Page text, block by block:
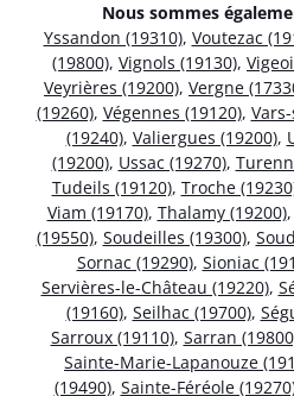
Nous sommes
Yssandon (19310), Voutezac
(19800), Vignols (19130),
Veyrières (19200), Vergne
(19260), Végennes (19120),
(19240), Valiergues (19200),
(19200), Ussac (19270),
Tudeils (19120), Troche
Viam (19170), Thalamy (19200),
(19550), Soudeilles (19300),
Sornac (19290), Sioniac
Servières-le-Château (19220),
(19160), Seilhac (19700),
Sarroux (19110), Sarran
Sainte-Marie-Lapanouze
(19490), Sainte-Féréole